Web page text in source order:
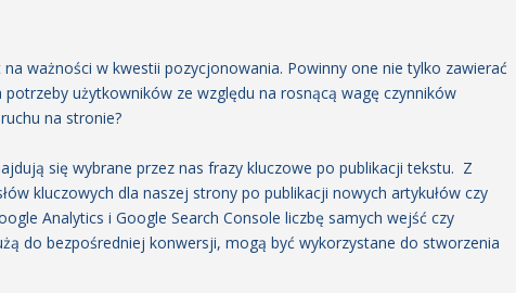
ważności w kwestii pozycjonowania. Powinny one nie tylko zawierać
użytkowników ze względu na rosnącą wagę czynników
na stronie?
się wybrane przez nas frazy kluczowe po publikacji tekstu. Z
kluczowych dla naszej strony po publikacji nowych artykułów czy
Analytics i Google Search Console liczbę samych wejść czy
do bezpośredniej konwersji, mogą być wykorzystane do stworzenia